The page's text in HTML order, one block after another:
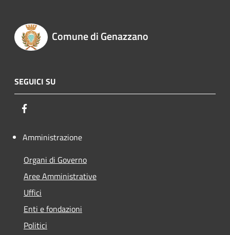
Comune di Genazzano
SEGUICI SU
Amministrazione
Organi di Governo
Aree Amministrative
Uffici
Enti e fondazioni
Politici